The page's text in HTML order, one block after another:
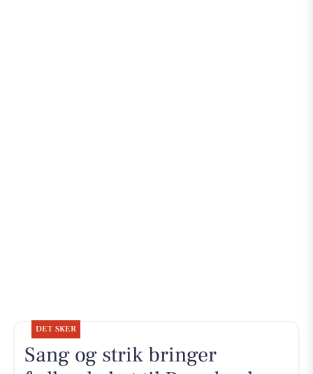
DET SKER
Sang og strik bringer